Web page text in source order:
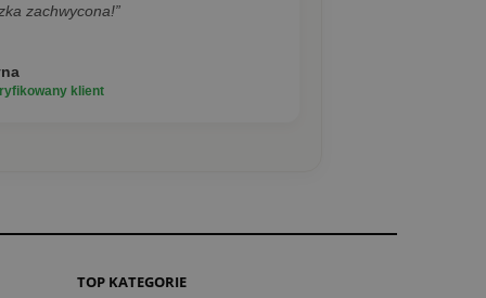
zachwycona!”
klient
TOP KATEGORIE